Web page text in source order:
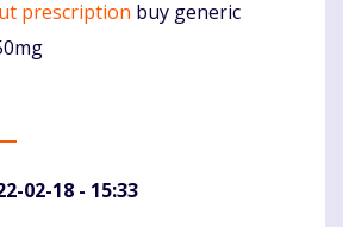
prescription buy generic
02-18 - 15:33